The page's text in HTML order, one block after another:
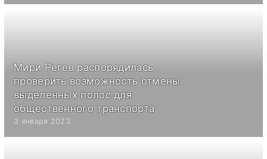
Мири Регев распорядилась
проверить возможность отмены
выделенных полос для
общественного транспорта
3 января 2023